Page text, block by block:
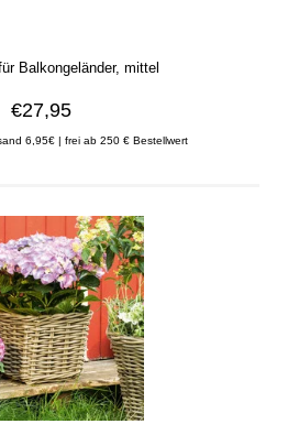
Balkongeländer, mittel
€27,95
6,95€ | frei ab 250 € Bestellwert